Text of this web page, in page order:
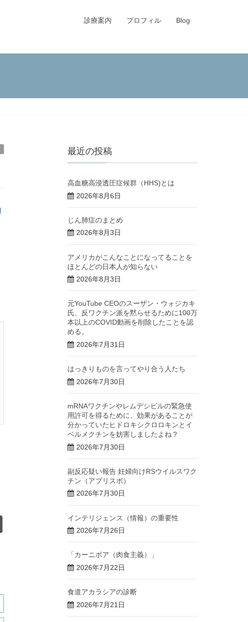
診療案内 プロフィル Blog
最近の投稿
高血糖高浸透圧症候群（HHS)とは
2026年8月6日
じん肺症のまとめ
2026年8月3日
アメリカがこんなことになってることを
ほとんどの日本人が知らない
2026年8月3日
元YouTube CEOのスーザン・ウォジカキ
氏、反ワクチン派を黙らせるために100万
本以上のCOVID動画を削除したことを認
める。
2026年7月31日
はっきりものを言ってやり合う人たち
2026年7月30日
mRNAワクチンやレムデシビルの緊急使
用許可を得るために、効果があることが
分かっていたヒドロキシクロロキンとイ
ベルメクチンを妨害しましたよね？
2026年7月30日
副反応疑い報告 妊婦向けRSウイルスワク
チン（アブリスボ）
2026年7月30日
インテリジェンス（情報）の重要性
2026年7月26日
「カーニボア（肉食主義）」
2026年7月22日
食道アカラシアの診断
2026年7月21日